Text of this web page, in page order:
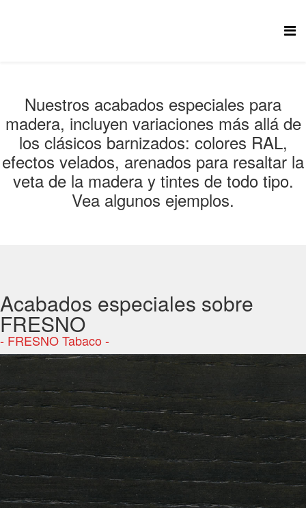
Nuestros acabados especiales para
madera, incluyen variaciones más allá de
los clásicos barnizados: colores RAL,
efectos velados, arenados para resaltar la
veta de la madera y tintes de todo tipo.
Vea algunos ejemplos.
Acabados especiales sobre
FRESNO
- FRESNO Tabaco -